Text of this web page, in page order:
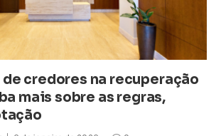
credores na recuperação
mais sobre as regras,